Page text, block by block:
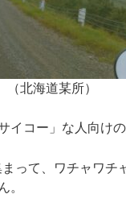
（北海道某所）
イコー」な人向けの
って、ワチャワチ
。